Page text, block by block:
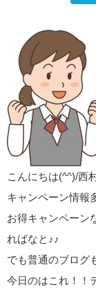
こんにちは(^^)/西
キャンペーン情報
お得キャンペーン
ればなと♪♪
でも普通のブログ
今日のはこれ！！